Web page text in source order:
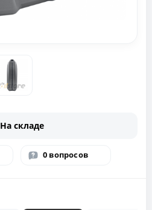
На складе
0 вопросов